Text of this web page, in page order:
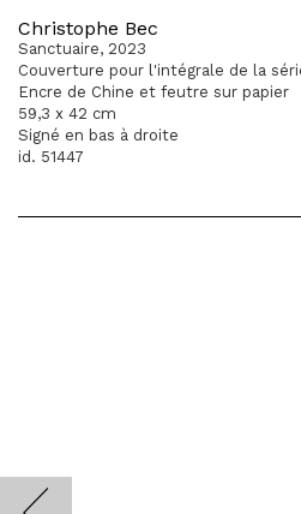
Christophe Bec
Sanctuaire, 2023
Couverture pour l'intégrale de la
Encre de Chine et feutre sur papier
59,3 x 42 cm
Signé en bas à droite
id. 51447